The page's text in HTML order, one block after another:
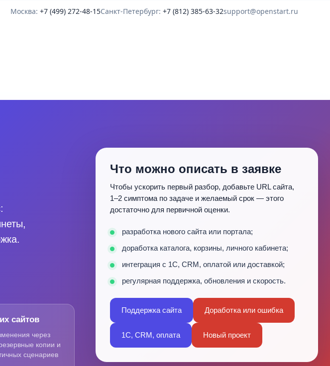
Москва: +7 (499) 272-48-15Санкт-Петербург: +7 (812) 385-63-32support@openstart.ru
сайтов
через
копии и
сценариев
Что можно описать в заявке
Чтобы ускорить первый разбор, добавьте URL сайта,
1–2 симптома по задаче и желаемый срок — этого
достаточно для первичной оценки.
разработка нового сайта или портала;
доработка каталога, корзины, личного кабинета;
интеграция с 1С, CRM, оплатой или доставкой;
регулярная поддержка, обновления и скорость.
Поддержка сайта Доработка или ошибка
1С, CRM, оплата Новый проект